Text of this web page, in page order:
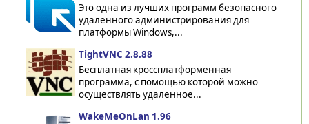
Это одна из лучших программ безопасного
удаленного администрирования для
платформы Windows,...
TightVNC 2.8.88
Бесплатная кроссплатформенная
программа, с помощью которой можно
осуществлять удаленное...
WakeMeOnLan 1.96